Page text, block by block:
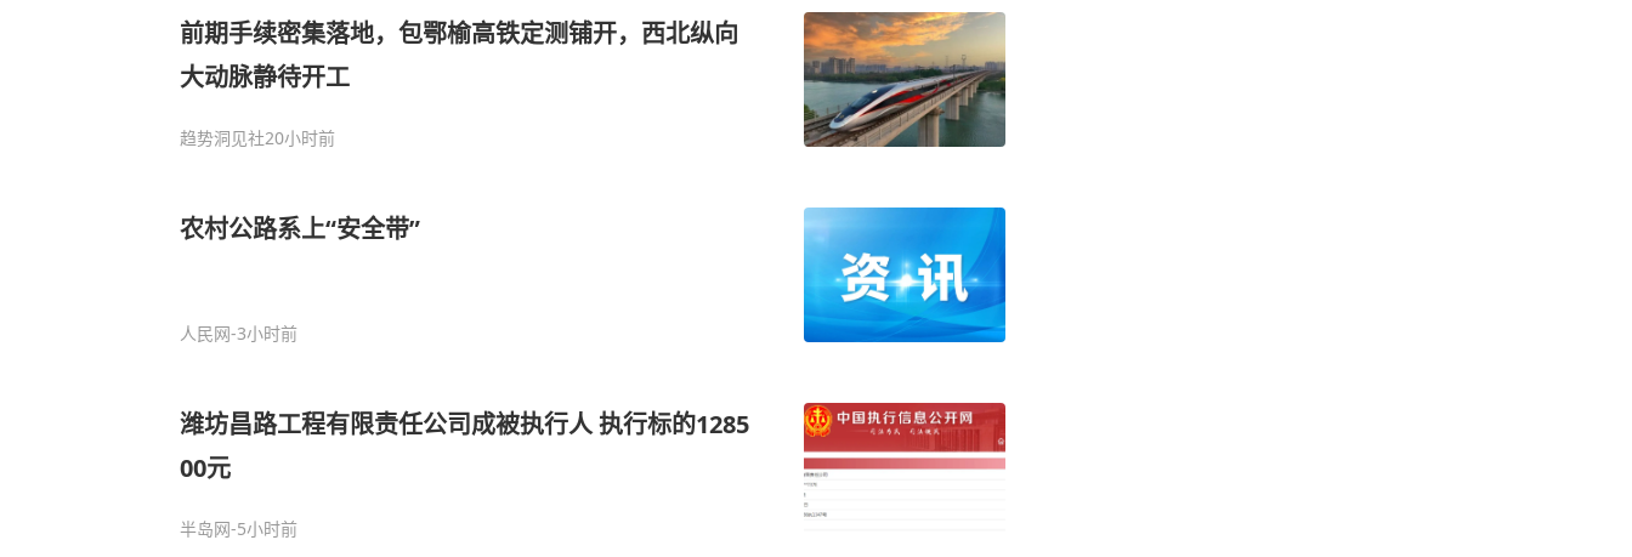
前期手续密集落地，包鄂榆高铁定测铺开，西北纵向
大动脉静待开工
趋势洞见社20小时前
农村公路系上“安全带”
人民网-3小时前
潍坊昌路工程有限责任公司成被执行人 执行标的1285
00元
半岛网-5小时前